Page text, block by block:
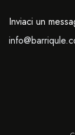
Inviaci un